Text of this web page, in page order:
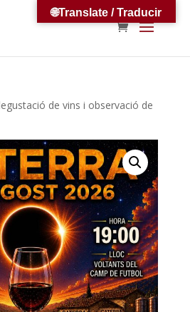
de vins i observació de
🌐Translate / Traducir